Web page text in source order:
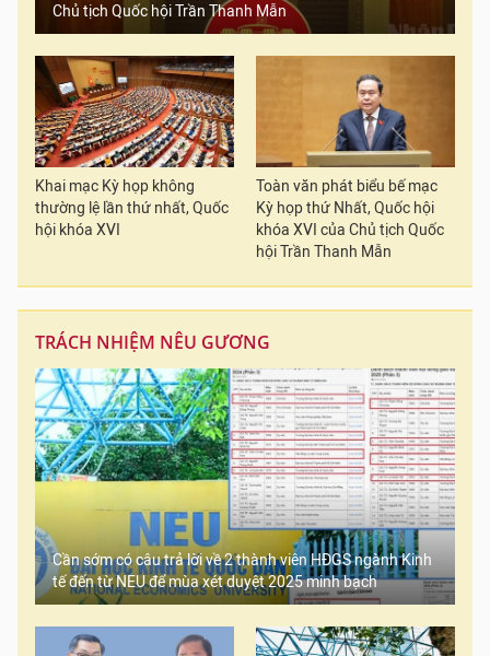
Chủ tịch Quốc hội Trần Thanh Mẫn
Khai mạc Kỳ họp không
thường lệ lần thứ nhất, Quốc
hội khóa XVI
Toàn văn phát biểu bế mạc
Kỳ họp thứ Nhất, Quốc hội
khóa XVI của Chủ tịch Quốc
hội Trần Thanh Mẫn
TRÁCH NHIỆM NÊU GƯƠNG
Cần sớm có câu trả lời về 2 thành viên HĐGS ngành Kinh
tế đến từ NEU để mùa xét duyệt 2025 minh bạch